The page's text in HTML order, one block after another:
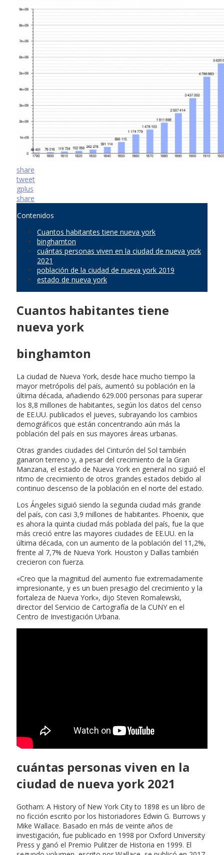
share
tweet
gplus
share
Contenidos
Cuantos habitantes tiene nueva york
binghamton
cuántas personas viven en la ciudad de nueva york
2021
población de la ciudad de nueva york 2019
estado de nueva york
Cuantos habitantes tiene
nueva york
binghamton
La ciudad de Nueva York, desde hace mucho tiempo la
mayor metrópolis del país, aumentó su población en la
última década, añadiendo 629.000 personas para superar
los 8,8 millones de habitantes, según los datos del censo
de EE.UU. publicados el jueves, subrayando los cambios
demográficos que están concentrando aún más la
población del país en sus mayores áreas urbanas.
Otras grandes ciudades del Cinturón del Sol también
ganaron terreno y, a pesar del crecimiento de la Gran
Manzana, el estado de Nueva York en general no siguió el
ritmo de crecimiento de otros grandes estados debido al
continuo descenso de la población en el norte del estado.
Los Ángeles siguió siendo la segunda ciudad más grande
del país, con casi 3,9 millones de habitantes. Phoenix, que
es ahora la quinta ciudad más poblada del país, fue la que
más creció entre las mayores ciudades de EE.UU. en la
última década, con un aumento de la población del 11,2%,
frente al 7,7% de Nueva York. Houston y Dallas también
crecieron con fuerza.
«Creo que la magnitud del aumento fue extremadamente
impresionante, y es un buen presagio del crecimiento y la
fortaleza de Nueva York», dijo Steven Romalewski,
director del Servicio de Cartografía de la CUNY en el
Centro de Investigación Urbana.
cuántas personas viven en la
ciudad de nueva york 2021
Gotham: A History of New York City to 1898 es un libro de
no ficción escrito por los historiadores Edwin G. Burrows y
Mike Wallace. Basado en más de veinte años de
investigación, fue publicado en 1998 por Oxford University
Press y ganó el Premio Pulitzer de Historia en 1999. El